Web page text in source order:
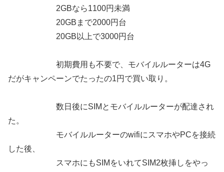
2GBなら1100円未満
20GBまで2000円台
20GB以上で3000円台
初期費用も不要で、モバイルルーターは4G
だがキャンペーンでたったの1円で買い取り。
数日後にSIMとモバイルルーターが配達され
た。
モバイルルーターのwifiにスマホやPCを接続
した後、
スマホにもSIMをいれてSIM2枚挿しをやっ